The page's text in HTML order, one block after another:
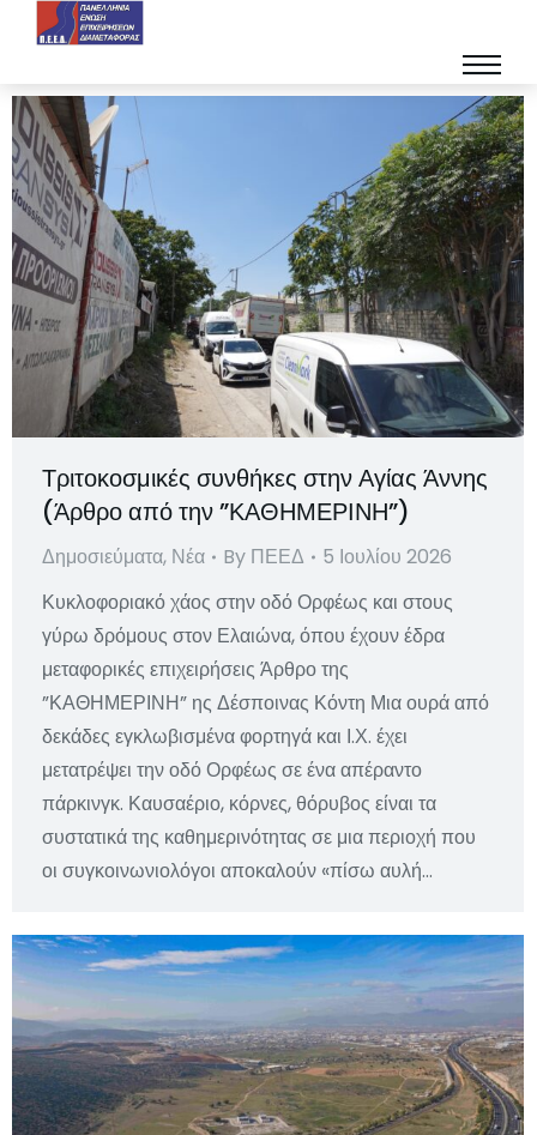
Τριτοκοσμικές συνθήκες στην Αγίας Άννης
(Άρθρο από την ”ΚΑΘΗΜΕΡΙΝΗ”)
Δημοσιεύματα, Νέα By ΠΕΕΔ
5 Ιουλίου 2026
Κυκλοφοριακό χάος στην οδό Ορφέως και στους
γύρω δρόμους στον Ελαιώνα, όπου έχουν έδρα
μεταφορικές επιχειρήσεις Άρθρο της
”ΚΑΘΗΜΕΡΙΝΗ” ης Δέσποινας Κόντη Μια ουρά από
δεκάδες εγκλωβισμένα φορτηγά και Ι.Χ. έχει
μετατρέψει την οδό Ορφέως σε ένα απέραντο
πάρκινγκ. Καυσαέριο, κόρνες, θόρυβος είναι τα
συστατικά της καθημερινότητας σε μια περιοχή που
οι συγκοινωνιολόγοι αποκαλούν «πίσω αυλή…